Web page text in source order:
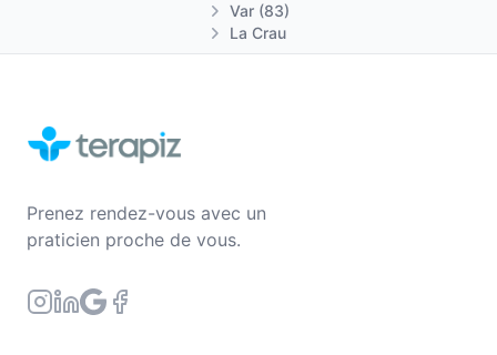
Var (83)
La Crau
Prenez rendez-vous avec un
praticien proche de vous.